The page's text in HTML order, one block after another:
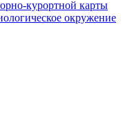
курортной карты
окружение